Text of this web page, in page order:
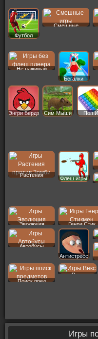
Футбол
Смешные
Не нажимай
Бегалки
Энгри Бердз Сим Мыши Поп
Растения
Флеш игры
Эволюция Генри Стик
Автобусы
Антистресс
Поиск пред
Векс
Игры